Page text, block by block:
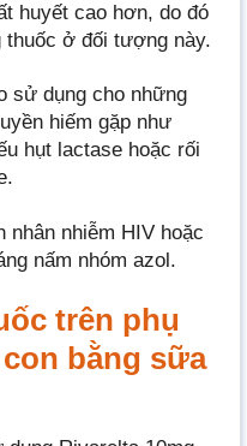
huyết cao hơn, do đó
ở đối tượng này.
sử dụng cho những
hiếm gặp như
hụt lactase hoặc rối
nhân nhiễm HIV hoặc
nấm nhóm azol.
trên phụ
bằng sữa